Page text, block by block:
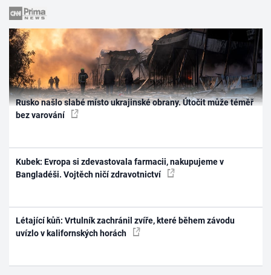
Rusko našlo slabé místo ukrajinské obrany. Útočit může téměř
bez varování
Kubek: Evropa si zdevastovala farmacii, nakupujeme v
Bangladéši. Vojtěch ničí zdravotnictví
Létající kůň: Vrtulník zachránil zvíře, které během závodu
uvízlo v kalifornských horách